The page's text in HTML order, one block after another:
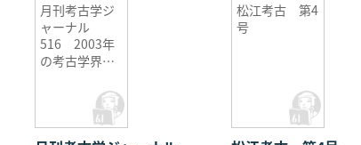
月刊考古学ジ
ャーナル
516 2003年
の考古学界の
松江考古 第4
号